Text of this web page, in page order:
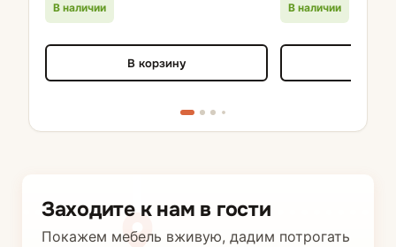
В наличии
В корзину
В наличии
Заходите к нам в гости
Покажем мебель вживую, дадим потрогать